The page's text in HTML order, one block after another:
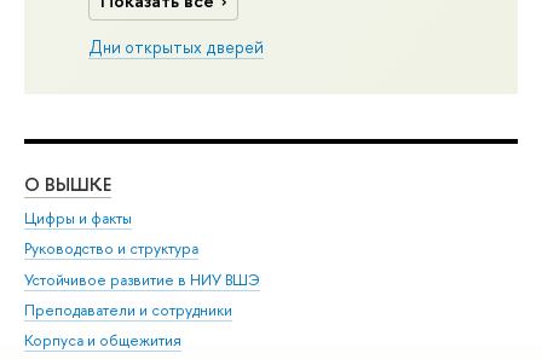
Дни открытых дверей
О ВЫШКЕ
Цифры и факты
Руководство и структура
Устойчивое развитие в НИУ ВШЭ
Преподаватели и сотрудники
Корпуса и общежития